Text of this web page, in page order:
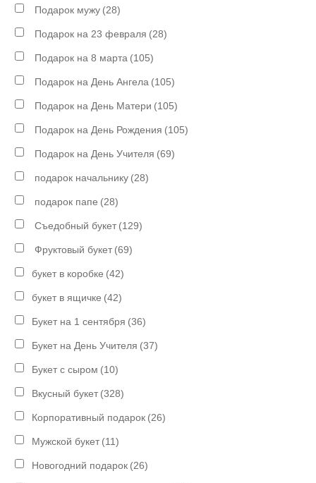
Подарок мужу (28)
Подарок на 23 февраля (28)
Подарок на 8 марта (105)
Подарок на День Ангела (105)
Подарок на День Матери (105)
Подарок на День Рождения (105)
Подарок на День Учителя (69)
подарок начальнику (28)
подарок папе (28)
Съедобный букет (129)
Фруктовый букет (69)
букет в коробке (42)
букет в ящичке (42)
Букет на 1 сентября (36)
Букет на День Учителя (37)
Букет с сыром (10)
Вкусный букет (328)
Корпоративный подарок (26)
Мужской букет (11)
Новогодний подарок (26)